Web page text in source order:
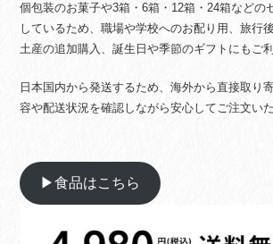
個包装のお菓子や3箱・6箱・12箱・24箱などの
しているため、職場や学校へのお配り用、旅行
土産の追加購入、誕生日や季節のギフトにもご
日本国内から発送するため、海外から直接取り
容や配送状況を確認しながら安心してご注文いた
▶食品はこちら